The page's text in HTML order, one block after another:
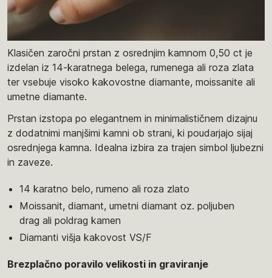
Klasičen zaročni prstan z osrednjim kamnom 0,50 ct je
izdelan iz 14-karatnega belega, rumenega ali roza zlata
ter vsebuje visoko kakovostne diamante, moissanite ali
umetne diamante.
Prstan izstopa po elegantnem in minimalističnem dizajnu
z dodatnimi manjšimi kamni ob strani, ki poudarjajo sijaj
osrednjega kamna. Idealna izbira za trajen simbol ljubezni
in zaveze.
14 karatno belo, rumeno ali roza zlato
Moissanit, diamant, umetni diamant oz. poljuben
drag ali poldrag kamen
Diamanti višja kakovost VS/F
Brezplačno poravilo velikosti in graviranje